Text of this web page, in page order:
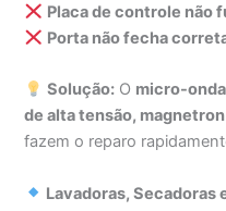
Placa de controle não
Porta não fecha
Solução: O micro-
de alta tensão,
fazem o reparo
Lavadoras, Secadoras